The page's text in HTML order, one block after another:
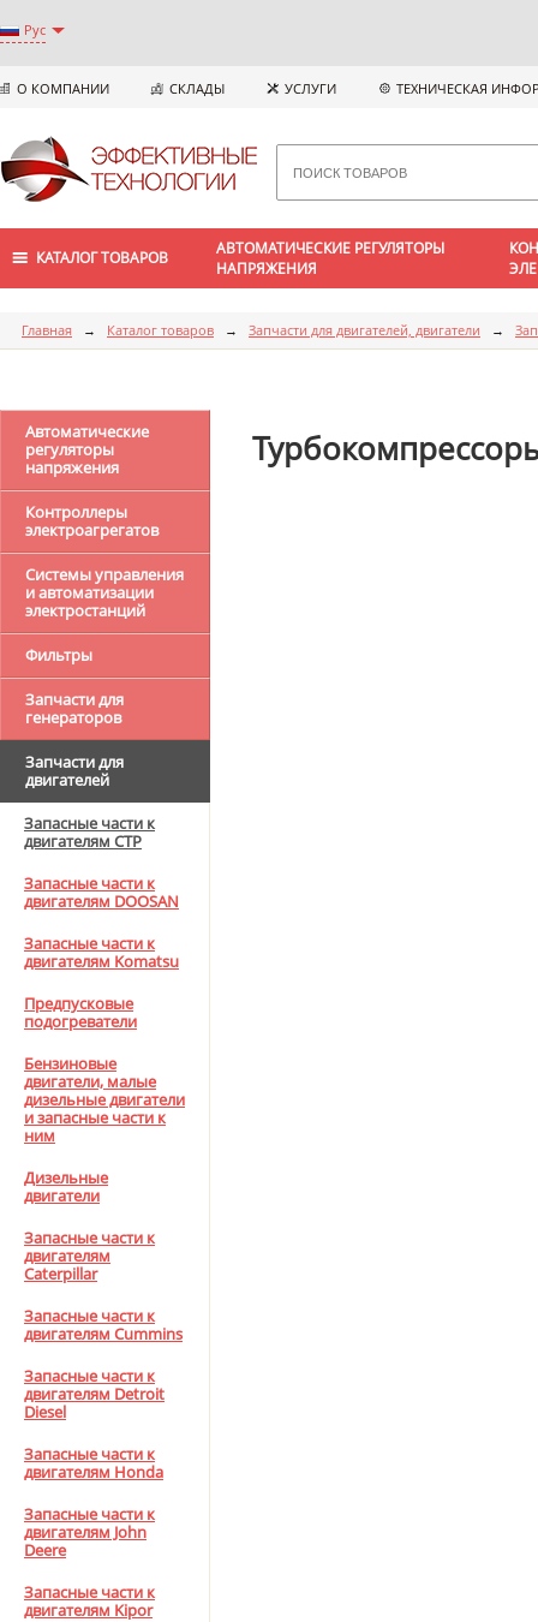
Рус
О КОМПАНИИ СКЛАДЫ УСЛУГИ ТЕХНИЧЕСКАЯ
КАТАЛОГ ТОВАРОВ
АВТОМАТИЧЕСКИЕ РЕГУЛЯТОРЫ
НАПРЯЖЕНИЯ
Главная → Каталог товаров → Запчасти для двигателей, двигатели →
Автоматические
регуляторы
напряжения
Контроллеры
электроагрегатов
Системы управления
и автоматизации
электростанций
Фильтры
Запчасти для
генераторов
Запчасти для
двигателей
Запасные части к
двигателям CTP
Запасные части к
двигателям DOOSAN
Запасные части к
двигателям Komatsu
Предпусковые
подогреватели
Бензиновые
двигатели, малые
дизельные двигатели
и запасные части к
ним
Дизельные
двигатели
Запасные части к
двигателям
Caterpillar
Запасные части к
двигателям Cummins
Запасные части к
двигателям Detroit
Diesel
Запасные части к
двигателям Honda
Запасные части к
двигателям John
Deere
Запасные части к
двигателям Kipor